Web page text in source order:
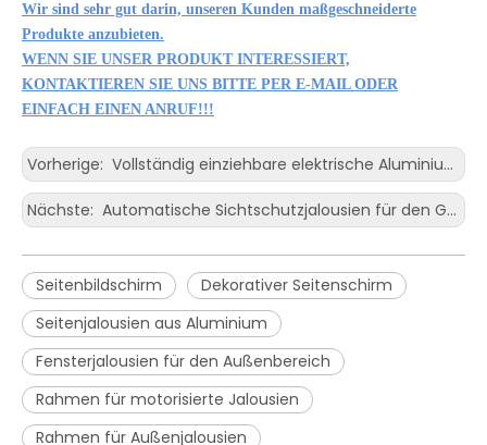
Wir sind sehr gut darin, unseren Kunden maßgeschneiderte
Produkte anzubieten.
WENN SIE UNSER PRODUKT INTERESSIERT,
KONTAKTIEREN SIE UNS BITTE PER E-MAIL ODER
EINFACH EINEN ANRUF!!!
Vorherige: Vollständig einziehbare elektrische Aluminium-Dach-Sonnenlicht-Schatten-Terrassen-Markisenabdeckungen
Nächste: Automatische Sichtschutzjalousien für den Garten, Betreiber von Sonnenschutzjalousien für Pergola
Seitenbildschirm
Dekorativer Seitenschirm
Seitenjalousien aus Aluminium
Fensterjalousien für den Außenbereich
Rahmen für motorisierte Jalousien
Rahmen für Außenjalousien